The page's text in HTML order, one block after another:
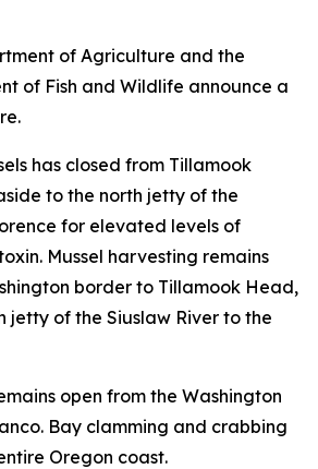
of Agriculture and the
of Fish and Wildlife announce a
has closed from Tillamook
to the north jetty of the
for elevated levels of
Mussel harvesting remains
border to Tillamook Head,
jetty of the Siuslaw River to the
open from the Washington
Bay clamming and crabbing
Oregon coast.